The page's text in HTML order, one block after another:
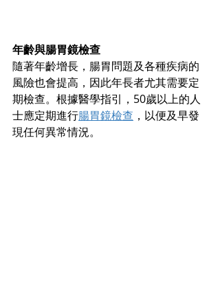
年齡與腸胃鏡檢查
隨著年齡增長，腸胃問題及各種疾病的
風險也會提高，因此年長者尤其需要定
期檢查。根據醫學指引，50歲以上的人
士應定期進行腸胃鏡檢查 ，以便及早發
現任何異常情況。